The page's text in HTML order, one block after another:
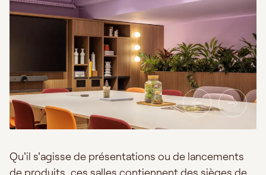
Qu'il s'agisse de présentations ou de lancements
de produits, ces salles contiennent des sièges de